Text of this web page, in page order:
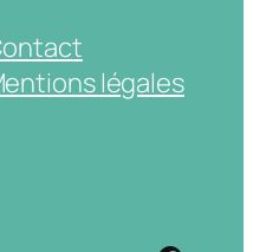
légales